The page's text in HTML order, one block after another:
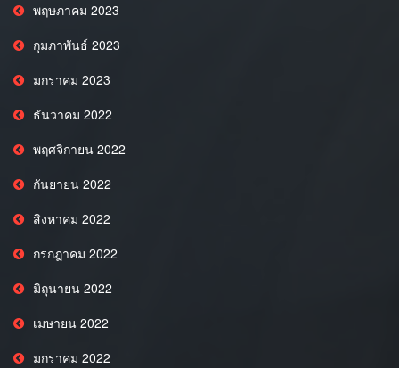
พฤษภาคม 2023
กุมภาพันธ์ 2023
มกราคม 2023
ธันวาคม 2022
พฤศจิกายน 2022
กันยายน 2022
สิงหาคม 2022
กรกฎาคม 2022
มิถุนายน 2022
เมษายน 2022
มกราคม 2022